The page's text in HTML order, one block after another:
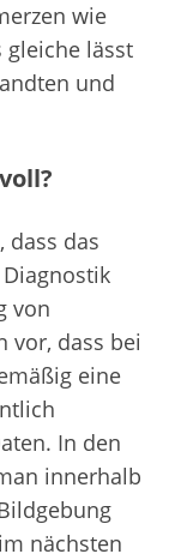
wie
gleiche lässt
und
dass das
von
vor, dass bei
eine
In den
innerhalb
nächsten